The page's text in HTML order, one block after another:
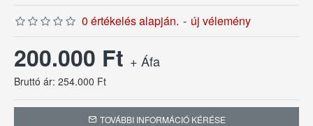
0 értékelés alapján. - új vélemény
200.000 Ft + Áfa
Bruttó ár: 254.000 Ft
TOVÁBBI INFORMÁCIÓ KÉRÉSE